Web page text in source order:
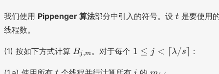
1
=
m
_
,j
i
<
1
8
我们使用 Pippenger 算法部分中引入的符号。设 t
t 是要使用
线程数。
(1) 按如下方式计算 B
{j
Bj ,m 。对于每个 1
e
1 ≤ j < ⌈λ/s⌉ ：
t i
m